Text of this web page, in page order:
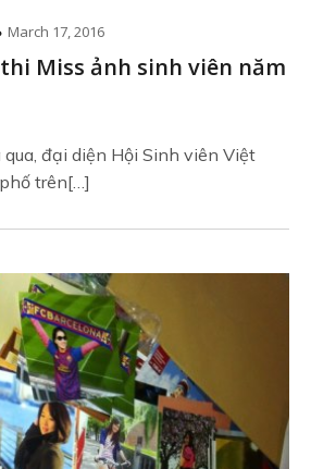
March 17, 2016
Miss ảnh sinh viên năm
đại diện Hội Sinh viên Việt
trên[…]